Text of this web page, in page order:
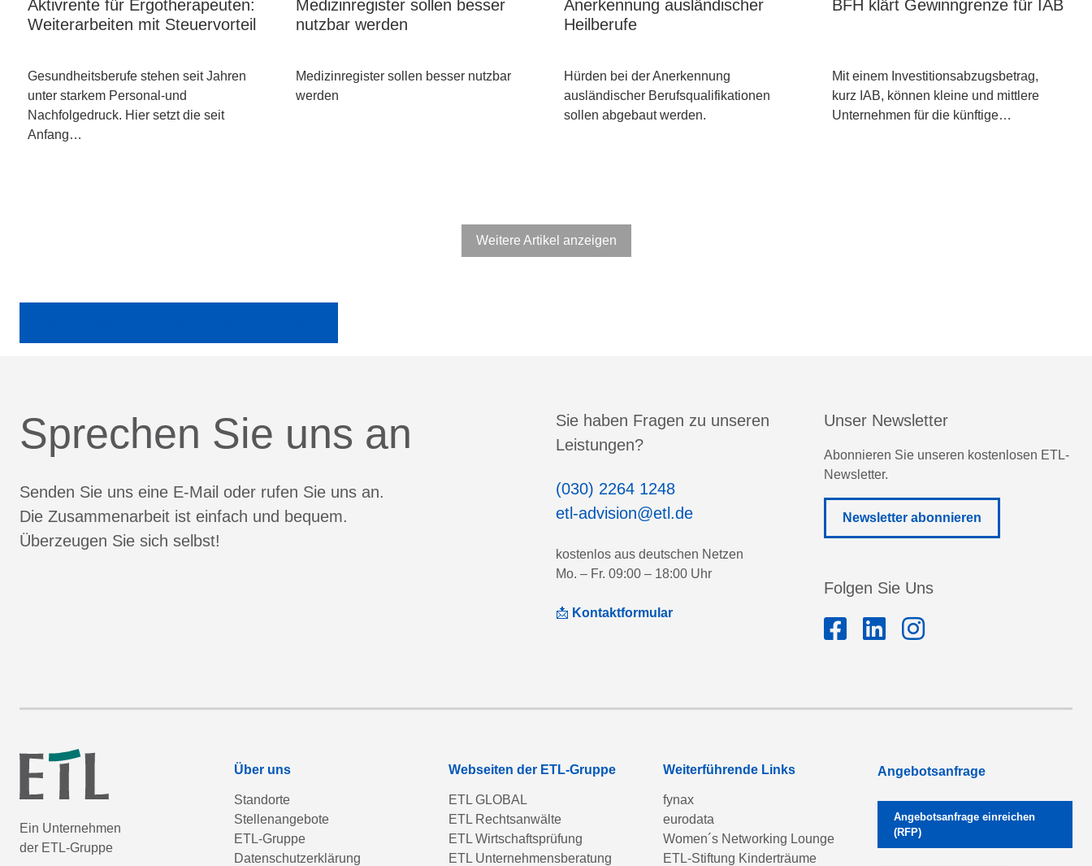
Aktivrente für Ergotherapeuten:
Weiterarbeiten mit Steuervorteil
Gesundheitsberufe stehen seit Jahren
unter starkem Personal-und
Nachfolgedruck. Hier setzt die seit
Anfang…
Medizinregister sollen besser
nutzbar werden
Medizinregister sollen besser nutzbar
werden
Anerkennung ausländischer
Heilberufe
Hürden bei der Anerkennung
ausländischer Berufsqualifikationen
sollen abgebaut werden.
BFH klärt Gewinngrenze für IAB
Mit einem Investitionsabzugsbetrag,
kurz IAB, können kleine und mittlere
Unternehmen für die künftige…
Weitere Artikel anzeigen
Sprechen Sie uns an
Senden Sie uns eine E-Mail oder rufen Sie uns an.
Die Zusammenarbeit ist einfach und bequem.
Überzeugen Sie sich selbst!
Sie haben Fragen zu unseren
Leistungen?
(030) 2264 1248
etl-advision@etl.de
kostenlos aus deutschen Netzen
Mo. – Fr. 09:00 – 18:00 Uhr
📩 Kontaktformular
Unser Newsletter
Abonnieren Sie unseren kostenlosen ETL-
Newsletter.
Newsletter abonnieren
Folgen Sie Uns
Ein Unternehmen
der ETL-Gruppe
Über uns
Standorte
Stellenangebote
ETL-Gruppe
Datenschutzerklärung
Webseiten der ETL-Gruppe
ETL GLOBAL
ETL Rechtsanwälte
ETL Wirtschaftsprüfung
ETL Unternehmensberatung
Weiterführende Links
fynax
eurodata
Women´s Networking Lounge
ETL-Stiftung Kinderträume
Angebotsanfrage
Angebotsanfrage einreichen
(RFP)